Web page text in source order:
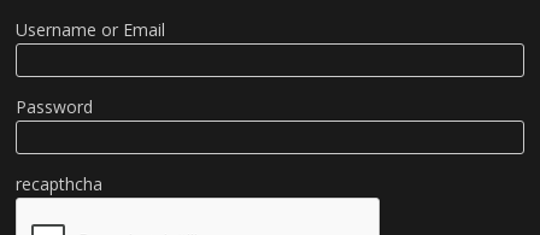
Username or Email
Password
recapthcha